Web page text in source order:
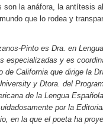
son la anáfora, la antítesis
que lo rodea y
Pinto es Dra. en
especializadas y es
de California que dirige la
y Dtora. del
de la Lengua
por la
en la que el poeta ha